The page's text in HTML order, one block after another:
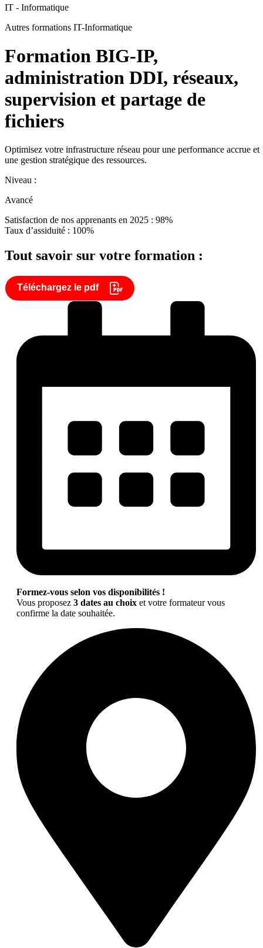
IT - Informatique
Autres formations IT-Informatique
Formation BIG-IP,
administration DDI, réseaux,
supervision et partage de
fichiers
Optimisez votre infrastructure réseau pour une performance accrue et
une gestion stratégique des ressources.
Niveau :
Avancé
Satisfaction de nos apprenants en 2025 : 98%
Taux d’assiduité : 100%
Tout savoir sur votre formation :
Téléchargez le pdf
Formez-vous selon vos disponibilités !
Vous proposez 3 dates au choix et votre formateur vous
confirme la date souhaitée.